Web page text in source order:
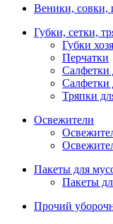
Веники, совки,
Губки, сетки,
Губки
Перчатки
Салфетки
Салфетки
Тряпки
Освежители
Пакеты для
Пакеты
Прочий